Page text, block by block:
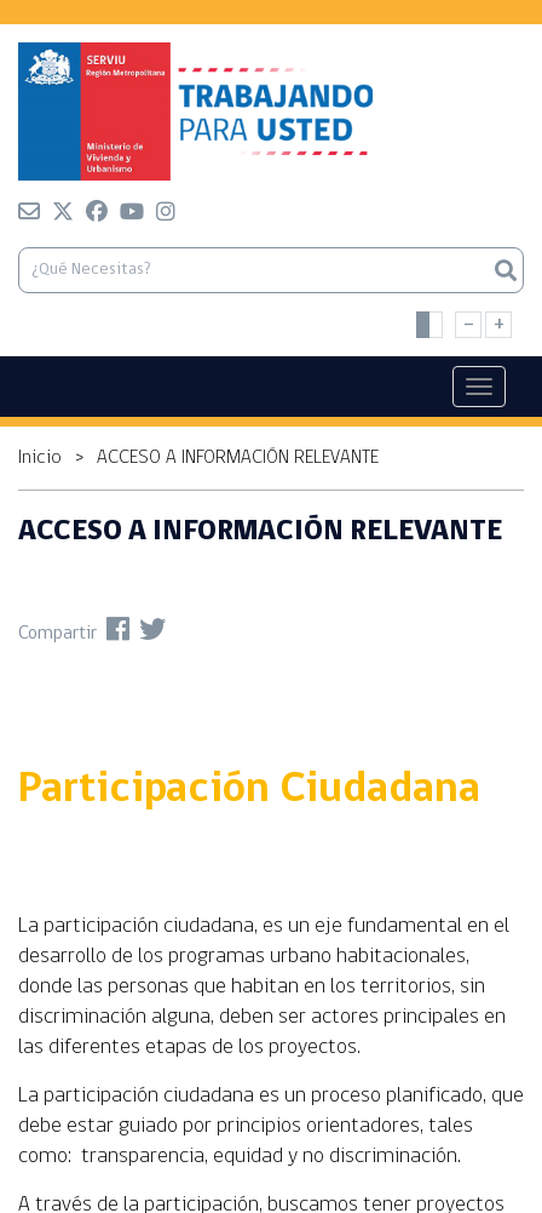
- +
Toggle
Inicio > ACCESO A INFORMACIÓN RELEVANTE
ACCESO A INFORMACIÓN RELEVANTE
Compartir
Participación Ciudadana
La participación ciudadana, es un eje fundamental en el
desarrollo de los programas urbano habitacionales,
donde las personas que habitan en los territorios, sin
discriminación alguna, deben ser actores principales en
las diferentes etapas de los proyectos.
La participación ciudadana es un proceso planificado, que
debe estar guiado por principios orientadores, tales
como: transparencia, equidad y no discriminación.
A través de la participación, buscamos tener proyectos